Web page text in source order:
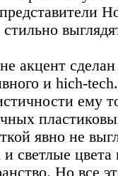
стильно
акцент
и hich-
ему
явно не
светлые цвета
Но все